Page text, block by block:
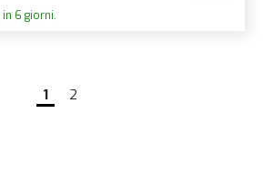
in 6 giorni.
1 2